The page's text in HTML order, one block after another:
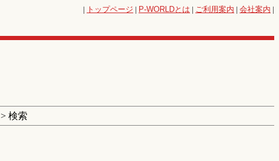
| トップページ | P-WORLDとは | ご利用案内 | 会社案内 |
> 検索